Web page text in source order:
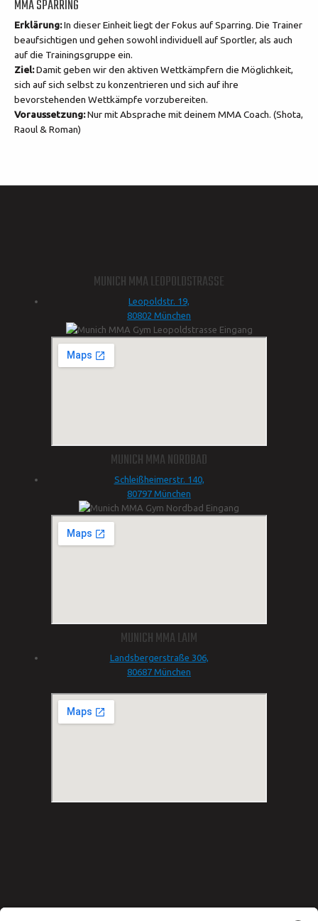
MMA SPARRING
Erklärung:In dieser Einheit liegt der Fokus auf Sparring. Die Trainer
beaufsichtigen und gehen sowohl individuell auf Sportler, als auch
auf die Trainingsgruppe ein.
Ziel:Damit geben wir den aktiven Wettkämpfern die Möglichkeit,
sich auf sich selbst zu konzentrieren und sich auf ihre
bevorstehenden Wettkämpfe vorzubereiten.
Voraussetzung:Nur mit Absprache mit deinem MMA Coach. (Shota,
Raoul & Roman)
MUNICH MMA LEOPOLDSTRASSE
Leopoldstr. 19,
80802 München
MUNICH MMA NORDBAD
Schleißheimerstr. 140,
80797 München
MUNICH MMA LAIM
Landsbergerstraße 306,
80687 München